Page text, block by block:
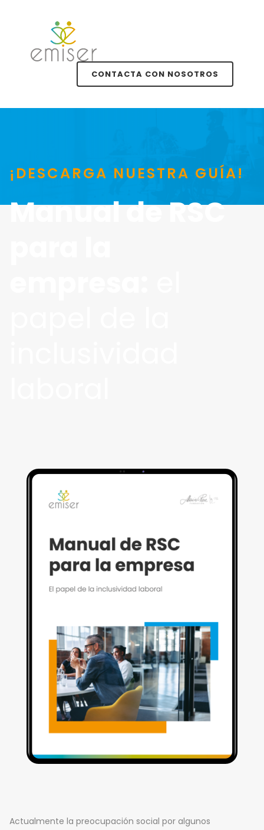
CONTACTA CON NOSOTROS
¡DESCARGA NUESTRA GUÍA!
Manual de RSC
Actualmente la preocupación social por algunos